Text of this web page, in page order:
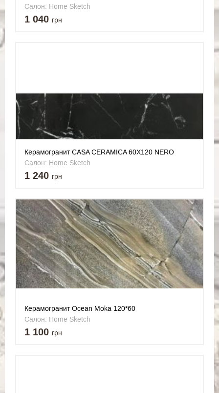
Салон: Home Sketch
1 040 грн
Керамогранит CASA CERAMICA 60X120 NERO
MARQUINA
Салон: Home Sketch
1 240 грн
Керамогранит Ocean Moka 120*60
Салон: Home Sketch
1 100 грн